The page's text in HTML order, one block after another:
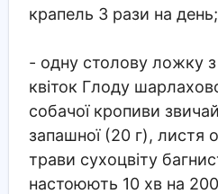
крапель 3 рази на день;
- одну столову ложку
квіток Глоду
собачої кропиви
запашної (20 г), листя
трави сухоцвіту
настоюють 10 хв на